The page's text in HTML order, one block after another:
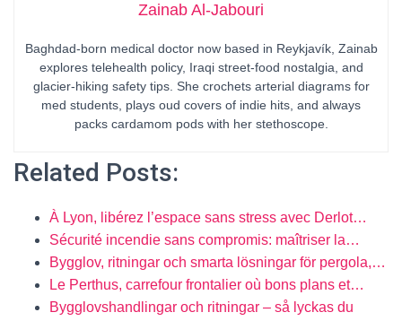
Zainab Al-Jabouri
Baghdad-born medical doctor now based in Reykjavík, Zainab
explores telehealth policy, Iraqi street-food nostalgia, and
glacier-hiking safety tips. She crochets arterial diagrams for
med students, plays oud covers of indie hits, and always
packs cardamom pods with her stethoscope.
Related Posts:
À Lyon, libérez l’espace sans stress avec Derlot…
Sécurité incendie sans compromis: maîtriser la…
Bygglov, ritningar och smarta lösningar för pergola,…
Le Perthus, carrefour frontalier où bons plans et…
Bygglovshandlingar och ritningar – så lyckas du